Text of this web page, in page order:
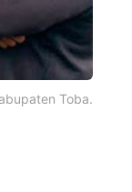
Toba.